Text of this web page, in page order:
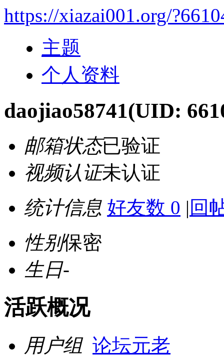
https://xiazai001.org/
主题
个人资料
daojiao58741(UID:
邮箱状态已验证
视频认证未认证
统计信息 好友数 0 | 回
性别保密
生日-
活跃概况
用户组 论坛元老